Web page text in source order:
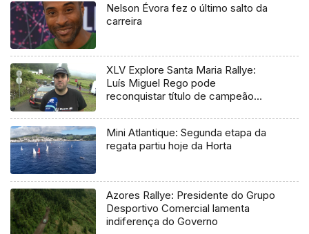
Nelson Évora fez o último salto da
carreira
XLV Explore Santa Maria Rallye:
Luís Miguel Rego pode
reconquistar título de campeão
Mini Atlantique: Segunda etapa da
regata partiu hoje da Horta
Azores Rallye: Presidente do Grupo
Desportivo Comercial lamenta
indiferença do Governo